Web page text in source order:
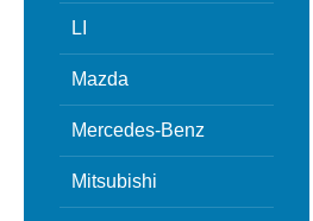
LI
Mazda
Mercedes-Benz
Mitsubishi